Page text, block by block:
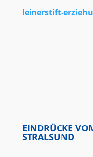
leinerstift-
EINDRÜCKE
STRALSUND